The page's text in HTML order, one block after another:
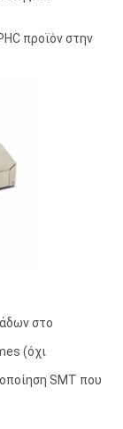
προϊόν στην
στο
(όχι
SMT που